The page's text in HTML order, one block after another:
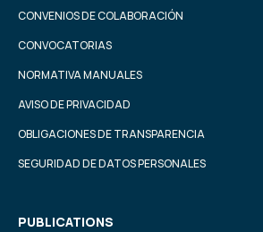
CONVENIOS DE COLABORACIÓN
CONVOCATORIAS
NORMATIVA MANUALES
AVISO DE PRIVACIDAD
OBLIGACIONES DE TRANSPARENCIA
SEGURIDAD DE DATOS PERSONALES
PUBLICATIONS